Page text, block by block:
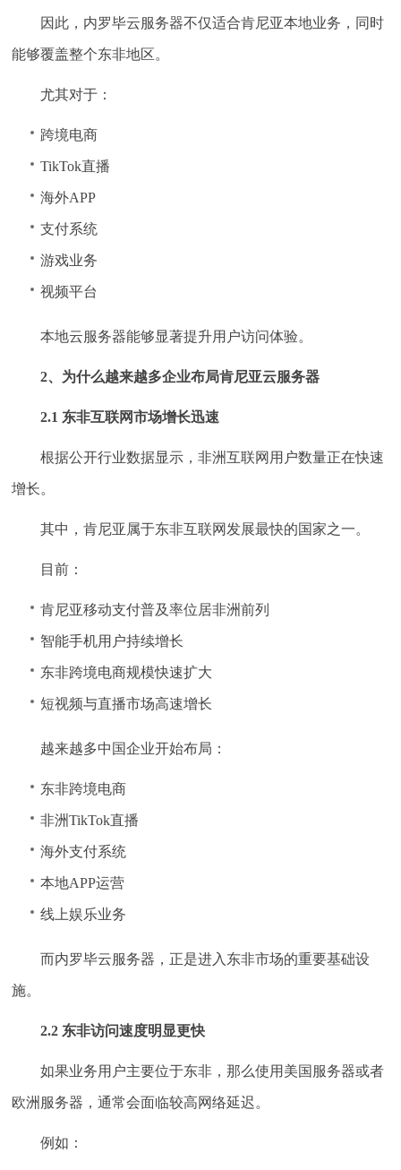
因此，内罗毕云服务器不仅适合肯尼亚本地业务，同时
能够覆盖整个东非地区。
尤其对于：
跨境电商
TikTok直播
海外APP
支付系统
游戏业务
视频平台
本地云服务器能够显著提升用户访问体验。
2、为什么越来越多企业布局肯尼亚云服务器
2.1 东非互联网市场增长迅速
根据公开行业数据显示，非洲互联网用户数量正在快速
增长。
其中，肯尼亚属于东非互联网发展最快的国家之一。
目前：
肯尼亚移动支付普及率位居非洲前列
智能手机用户持续增长
东非跨境电商规模快速扩大
短视频与直播市场高速增长
越来越多中国企业开始布局：
东非跨境电商
非洲TikTok直播
海外支付系统
本地APP运营
线上娱乐业务
而内罗毕云服务器，正是进入东非市场的重要基础设
施。
2.2 东非访问速度明显更快
如果业务用户主要位于东非，那么使用美国服务器或者
欧洲服务器，通常会面临较高网络延迟。
例如：